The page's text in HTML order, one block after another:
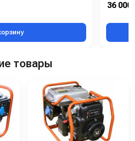
Розетки:
36 000
товары